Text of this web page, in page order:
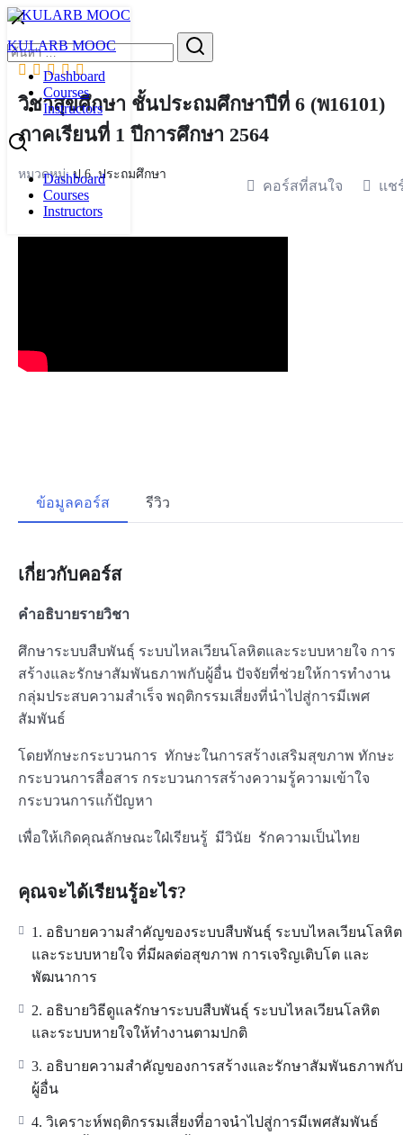
Skip
content
KULARB MOOC
Dashboard
Courses
Instructors
Dashboard
Courses
Instructors
Search
for:
วิชาสุขศึกษา ชั้นประถมศึกษาปีที่ 6 (พ16101)
ภาคเรียนที่ 1 ปีการศึกษา 2564
หมวดหมู่:ป.6,ประถมศึกษา
คอร์สที่สนใจ แช
ข้อมูลคอร์ส รีวิว
เกี่ยวกับคอร์ส
คำอธิบายรายวิชา
ศึกษาระบบสืบพันธุ์ ระบบไหลเวียนโลหิตและระบบหายใจ การ
สร้างและรักษาสัมพันธภาพกับผู้อื่น ปัจจัยที่ช่วยให้การทำงาน
กลุ่มประสบความสำเร็จ พฤติกรรมเสี่ยงที่นำไปสู่การมีเพศ
สัมพันธ์
โดยทักษะกระบวนการ ทักษะในการสร้างเสริมสุขภาพ ทักษะ
กระบวนการสื่อสาร กระบวนการสร้างความรู้ความเข้าใจ
กระบวนการแก้ปัญหา
เพื่อให้เกิดคุณลักษณะใฝ่เรียนรู้ มีวินัย รักความเป็นไทย
คุณจะได้เรียนรู้อะไร?
1. อธิบายความสำคัญของระบบสืบพันธุ์ ระบบไหลเวียนโลหิต
และระบบหายใจ ที่มีผลต่อสุขภาพ การเจริญเติบโต และ
พัฒนาการ
2. อธิบายวิธีดูแลรักษาระบบสืบพันธุ์ ระบบไหลเวียนโลหิต
และระบบหายใจให้ทำงานตามปกติ
3. อธิบายความสำคัญของการสร้างและรักษาสัมพันธภาพกับ
ผู้อื่น
4. วิเคราะห์พฤติกรรมเสี่ยงที่อาจนำไปสู่การมีเพศสัมพันธ์